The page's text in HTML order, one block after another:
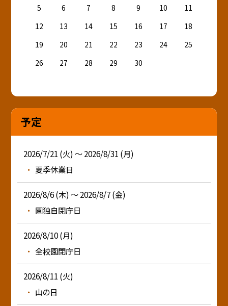
5
6 7 8 9 10
11
12
13 14 15 16 17
18
19
20 21 22 23 24
25
26
27 28 29 30
予定
2026/7/21 (火) ～ 2026/8/31 (月)
夏季休業日
2026/8/6 (木) ～ 2026/8/7 (金)
園独自閉庁日
2026/8/10 (月)
全校園閉庁日
2026/8/11 (火)
山の日